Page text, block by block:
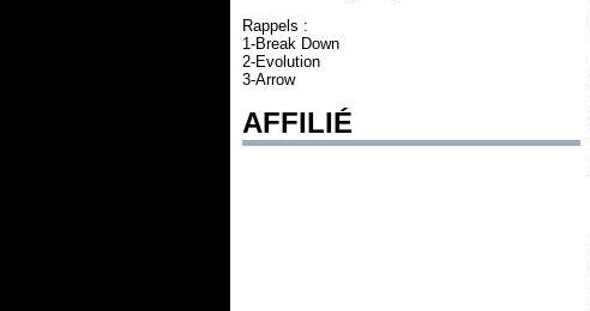
Rappels :
1-Break Down
2-Evolution
3-Arrow
AFFILIÉ